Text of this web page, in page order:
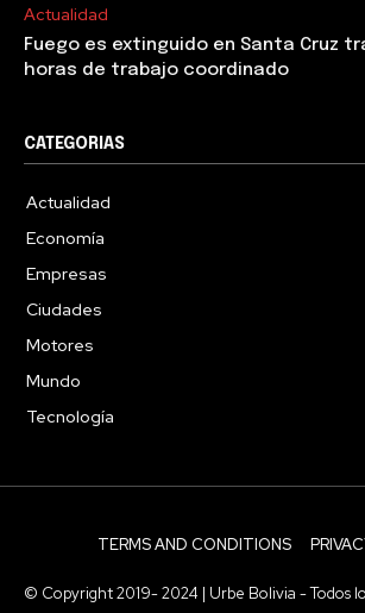
Actualidad
Fuego es extinguido en Santa Cruz
horas de trabajo coordinado
CATEGORIAS
Actualidad
Economía
Empresas
Ciudades
Motores
Mundo
Tecnología
TERMS AND CONDITIONS
© Copyright 2019- 2024 | Urbe Bolivia - Todos